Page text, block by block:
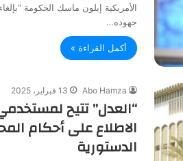
الأمريكية إيلون ماسك الحكومة
جهوده…
أكمل القراءة »
Abo Hamza 13 فبراير، 2025
“العدل” تتيح
الاطلاع على أحكام
الدستورية